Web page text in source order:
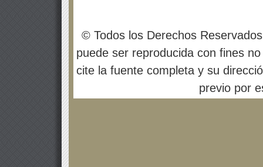
© Todos los Derechos
puede ser reproducida con fines
cite la fuente completa y su
previo por